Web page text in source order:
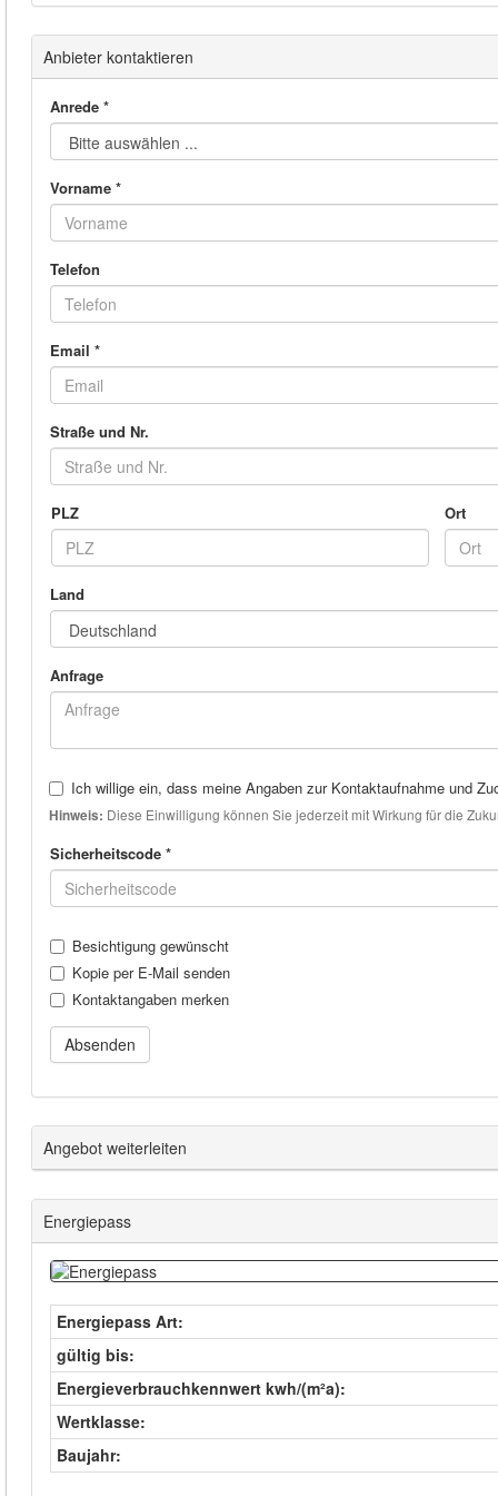
Anbieter kontaktieren
Anrede *
Vorname *
Telefon
Email *
Straße und Nr.
PLZ Ort
Land
Anfrage
Ich willige ein, dass meine Angaben zur Kontaktaufnahme und
Hinweis: Diese Einwilligung können Sie jederzeit mit Wirkung für die
Sicherheitscode *
Besichtigung gewünscht
Kopie per E-Mail senden
Kontaktangaben merken
Absenden
Angebot weiterleiten
Energiepass
Energiepass Art
gültig bis
Energieverbrauchkennwert kwh/(m²a)
Wertklasse
Baujahr